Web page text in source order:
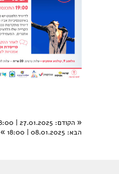
« הקודם: 27.01.2025 | 18:00
הבא: 08.01.2025 | 18:00
»